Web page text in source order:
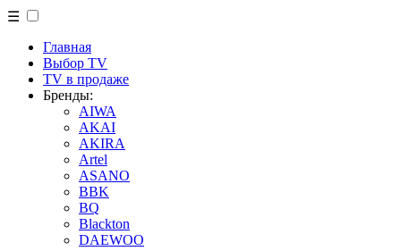
☰
Главная
Выбор TV
TV в продаже
Бренды:
AIWA
AKAI
AKIRA
Artel
ASANO
BBK
BQ
Blackton
DAEWOO